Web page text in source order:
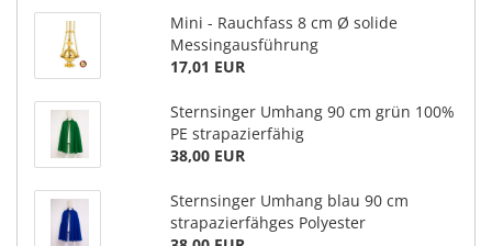
Mini - Rauchfass 8 cm Ø solide
Messingausführung
17,01 EUR
Sternsinger Umhang 90 cm grün 100%
PE strapazierfähig
38,00 EUR
Sternsinger Umhang blau 90 cm
strapazierfähges Polyester